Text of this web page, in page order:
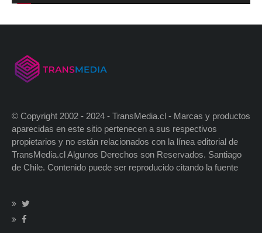
© Copyright 2002 - 2024 - TransMedia.cl - Marcas y productos
aparecidas en este sitio pertenecen a sus respectivos
propietarios y no están relacionados con la línea editorial de
TransMedia.cl Algunos Derechos son Reservados. Santiago
de Chile. Contenido puede ser reproducido citando la fuente